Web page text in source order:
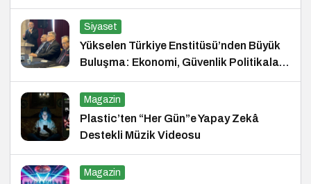
Siyaset
Yükselen Türkiye Enstitüsü’nden Büyük
Buluşma: Ekonomi, Güvenlik Politikaları
ve Hukuk Konferansı
Magazin
Plastic’ten “Her Gün”e Yapay Zekâ
Destekli Müzik Videosu
Magazin